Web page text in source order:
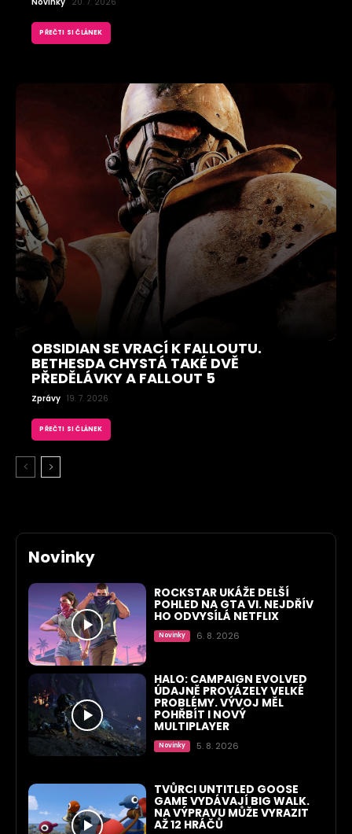
PŘEČTI SI ČLÁNEK
OBSIDIAN SE VRACÍ K FALLOUTU.
BETHESDA CHYSTÁ TAKÉ DVĚ
PŘEDĚLÁVKY A FALLOUT 5
Zprávy 19. 7. 2026
PŘEČTI SI ČLÁNEK
Novinky
ROCKSTAR UKÁŽE DELŠÍ
POHLED NA GTA VI. NEJDŘÍV
HO ODVYSÍLÁ NETFLIX
Novinky 6. 8. 2026
HALO: CAMPAIGN EVOLVED
ÚDAJNĚ PROVÁZELY VELKÉ
PROBLÉMY. VÝVOJ MĚL
POHŘBÍT I NOVÝ
MULTIPLAYER
Novinky 5. 8. 2026
TVŮRCI UNTITLED GOOSE
GAME VYDÁVAJÍ BIG WALK.
NA VÝPRAVU MŮŽE VYRAZIT
AŽ 12 HRÁČŮ